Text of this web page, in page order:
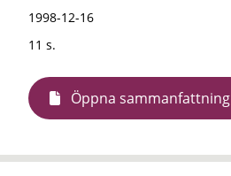
1998-12-16
11 s.
Öppna sammanfattning